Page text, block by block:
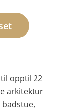
opptil 22
arkitektur
badstue,